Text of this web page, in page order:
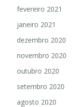
fevereiro 2021
janeiro 2021
dezembro 2020
novembro 2020
outubro 2020
setembro 2020
agosto 2020